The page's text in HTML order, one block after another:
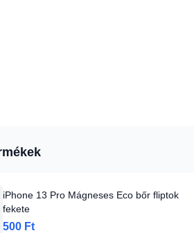
iPhone 13 Pro Mágneses Eco bőr fliptok
fekete
500 Ft